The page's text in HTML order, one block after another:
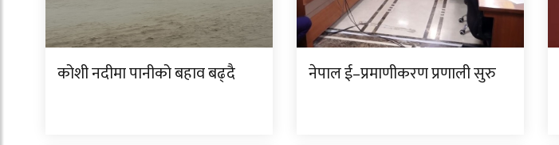
कोशी नदीमा पानीको बहाव बढ्दै नेपाल ई–प्रमाणीकरण प्रणाली सुरु